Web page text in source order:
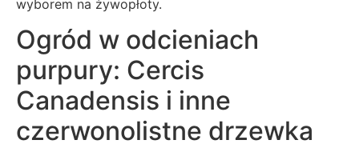
wyborem na żywopłoty.
Ogród w odcieniach
purpury: Cercis
Canadensis i inne
czerwonolistne drzewka